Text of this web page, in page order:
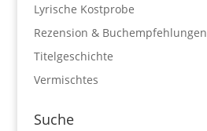
Lyrische Kostprobe
Rezension & Buchempfehlungen
Titelgeschichte
Vermischtes
Suche